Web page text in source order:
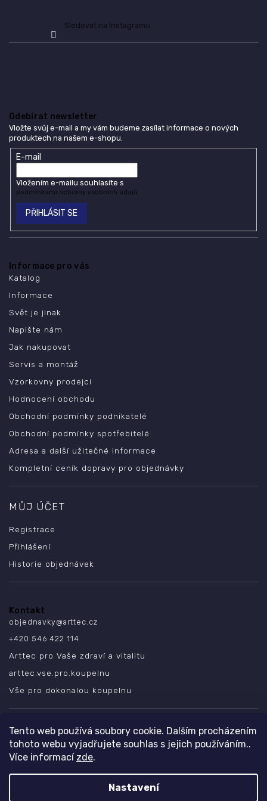
Tento web používá soubory cookie. Dalším procházením
tohoto webu vyjadřujete souhlas s jejich používáním..
Více informací zde.
Nastavení
u
Sledovat na Instagramu
Odebírat newsletter
Vložte svůj e-mail a my vám budeme zasílat informace o nových
produktech na našem e-shopu.
E-mail
Vložením e-mailu souhlasíte s
podmínkami ochrany osobních údajů
PŘIHLÁSIT SE
Informace pro vás
Katalog
Informace
Svět je jinak
Napište nám
Jak nakupovat
Servis a montáž
Vzorkovny prodejci
Hodnocení obchodu
Obchodní podmínky podnikatelé
Obchodní podmínky spotřebitelé
Adresa a další užitečné informace
Kompletní ceník dopravy pro objednávky
MŮJ ÚČET
Registrace
Přihlášení
Historie objednávek
Kontakt
objednavky@arttec.cz
+420 546 422 114
Arttec pro Vaše zdraví a vitalitu
arttec.vse.pro.koupelnu
Vše pro dokonalou koupelnu
SLEDUJTE NÁS